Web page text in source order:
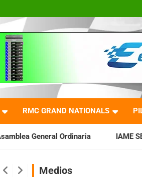
RMC GRAND NATIONALS
IAME SERIES ARGENTINA:
Medios